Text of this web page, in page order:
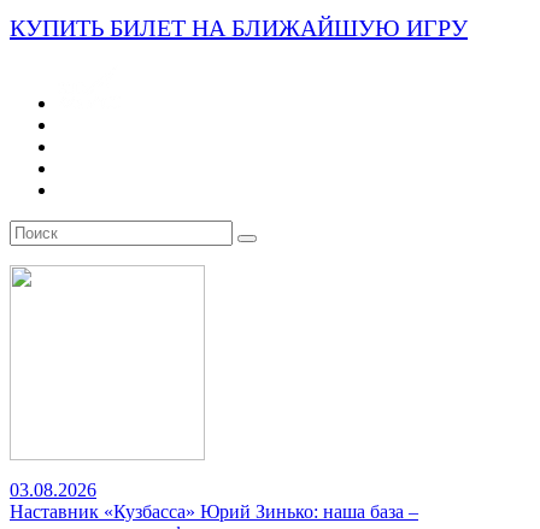
КУПИТЬ БИЛЕТ НА БЛИЖАЙШУЮ ИГРУ
03.08.2026
Наставник «Кузбасса» Юрий Зинько: наша база –